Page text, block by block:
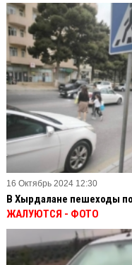
16 Октябрь 2024 12:30
В Хырдалане пешеходы
ЖАЛУЮТСЯ - ФОТО